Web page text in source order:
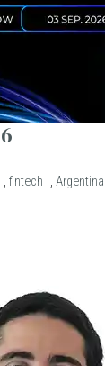
, fintech , Argentina